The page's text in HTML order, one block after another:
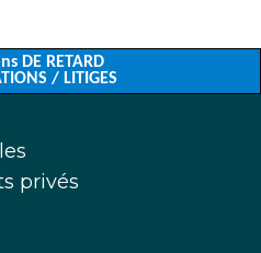
DE RETARD
/ LITIGES
privés